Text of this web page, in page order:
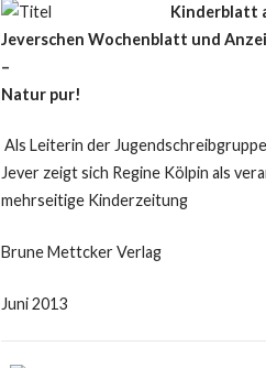
Kinderblatt
Jeverschen Wochenblatt und
–
Natur pur!
Als Leiterin der
Jever zeigt sich Regine Kölpin als
mehrseitige Kinderzeitung
Brune Mettcker Verlag
Juni 2013